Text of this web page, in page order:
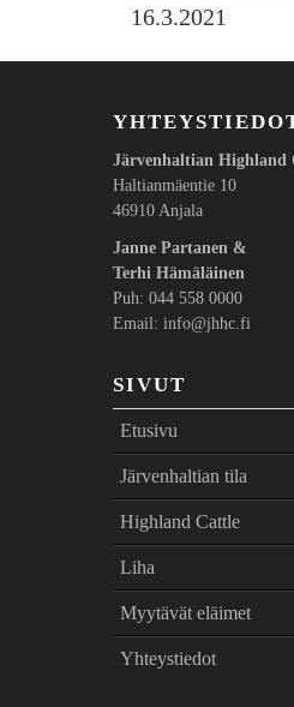
16.3.2021
Järvenhaltian Highland
Haltianmäentie 10
46910 Anjala
Janne Partanen &
Terhi Hämäläinen
Puh: 044 558 0000
Email: info@jhhc.fi
SIVUT
Etusivu
Järvenhaltian tila
Highland Cattle
Liha
Myytävät eläimet
Yhteystiedot